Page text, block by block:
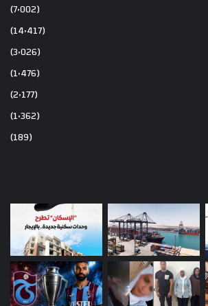
(7٬002)
(14٬417)
(3٬026)
(1٬476)
(2٬177)
(1٬362)
(189)